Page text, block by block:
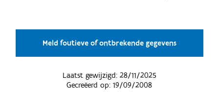
Meld foutieve of ontbrekende gegevens
Laatst gewijzigd: 28/11/2025
Gecreëerd op:19/09/2008